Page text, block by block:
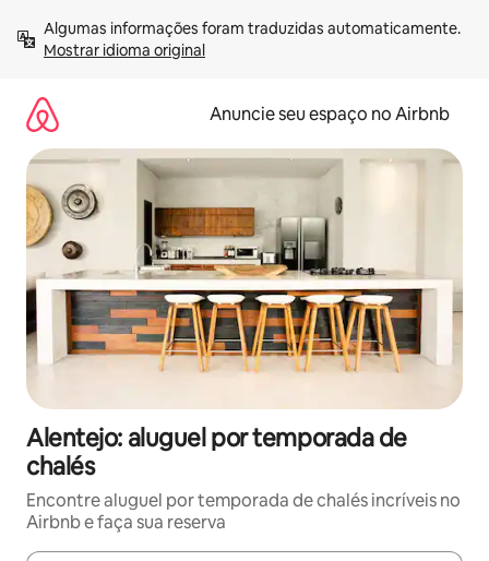
para
Mostrar idioma original
Anuncie seu espaço no Airbnb
Alentejo: aluguel por temporada de
chalés
Encontre aluguel por temporada de chalés incríveis no
Airbnb e faça sua reserva